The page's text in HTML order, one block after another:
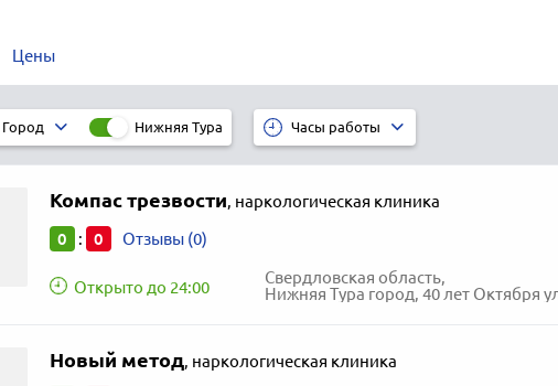
Цены
Город Нижняя Тура Часы работы
Компас трезвости, наркологическая клиника
0 : 0 Отзывы (0)
Открыто до 24:00
Свердловская область,
Нижняя Тура город, 40 лет Октября
Новый метод, наркологическая клиника